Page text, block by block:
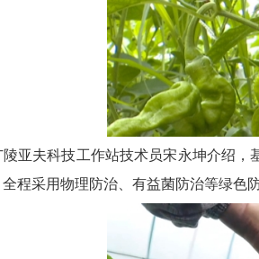
亚夫科技工作站技术员宋永坤介绍
程采用物理防治、有益菌防治等绿色